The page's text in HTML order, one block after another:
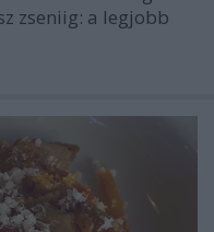
zseniig: a legjobb